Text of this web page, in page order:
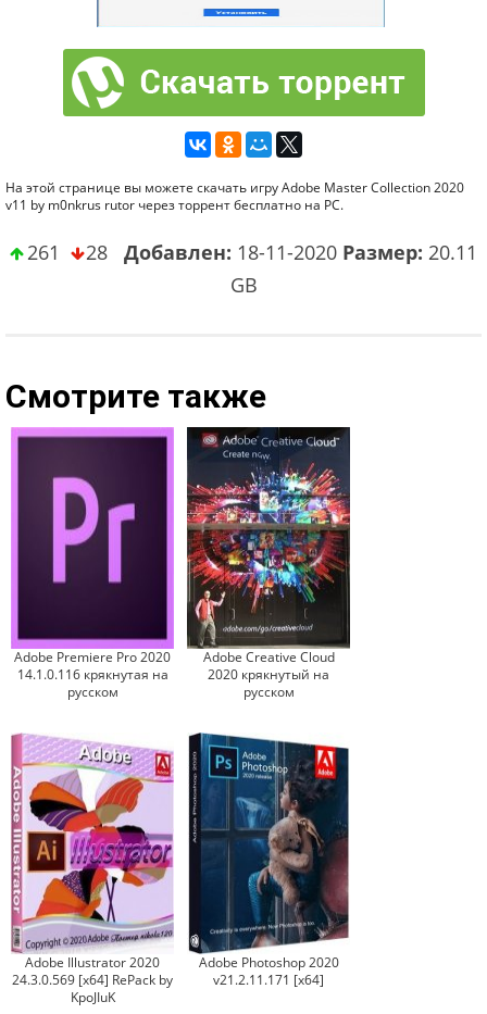
На этой странице вы можете скачать игру Adobe Master Collection 2020
v11 by m0nkrus rutor через торрент бесплатно на PC.
261 28 Добавлен: 18-11-2020 Размер: 20.11
GB
Смотрите также
Adobe Premiere Pro 2020
14.1.0.116 крякнутая на
русском
Adobe Creative Cloud
2020 крякнутый на
русском
Adobe Illustrator 2020
24.3.0.569 [x64] RePack by
KpoJIuK
Adobe Photoshop 2020
v21.2.11.171 [x64]